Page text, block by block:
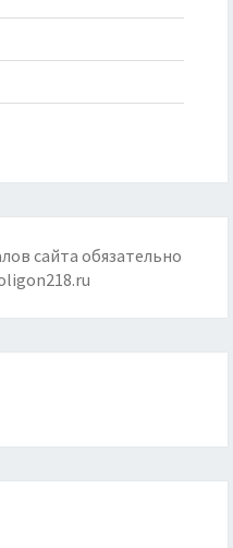
сайта обязательно